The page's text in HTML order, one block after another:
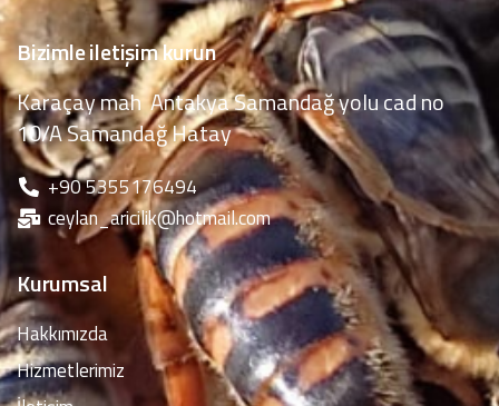
Bizimle iletişim kurun
Karaçay mah Antakya Samandağ yolu cad no
10/A Samandağ Hatay
‪+90 5355176494
ceylan_aricilik@hotmail.com
Kurumsal
Hakkımızda
Hizmetlerimiz